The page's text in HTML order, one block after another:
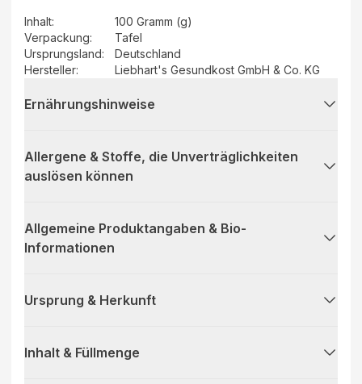
Inhalt:
100 Gramm (g)
Verpackung:
Tafel
Ursprungsland:
Deutschland
Hersteller: Liebhart's Gesundkost GmbH & Co. KG
Ernährungshinweise
Allergene & Stoffe, die Unverträglichkeiten
auslösen können
Allgemeine Produktangaben & Bio-
Informationen
Ursprung & Herkunft
Inhalt & Füllmenge